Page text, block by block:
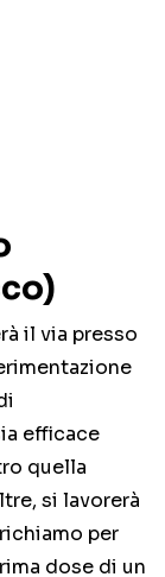
il via presso
efficace
quella
si lavorerà
per
dose di un